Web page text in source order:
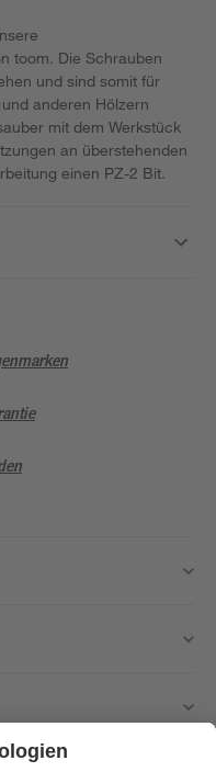
toom. Die Schrauben
und sind somit für
anderen Hölzern
mit dem Werkstück
an überstehenden
einen PZ-2 Bit.